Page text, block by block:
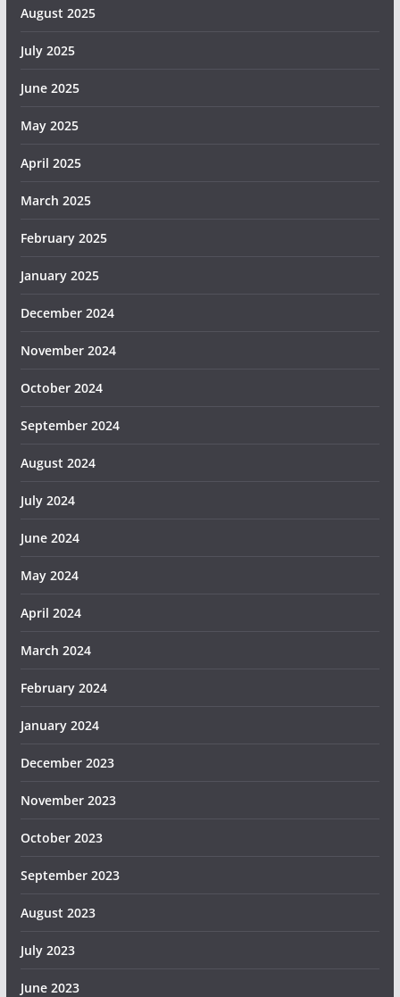
August 2025
July 2025
June 2025
May 2025
April 2025
March 2025
February 2025
January 2025
December 2024
November 2024
October 2024
September 2024
August 2024
July 2024
June 2024
May 2024
April 2024
March 2024
February 2024
January 2024
December 2023
November 2023
October 2023
September 2023
August 2023
July 2023
June 2023